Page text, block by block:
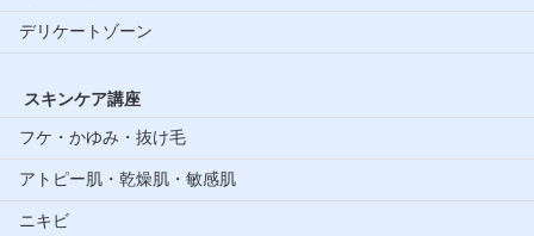
デリケートゾーン
スキンケア講座
フケ・かゆみ・抜け毛
アトピー肌・乾燥肌・敏感肌
ニキビ